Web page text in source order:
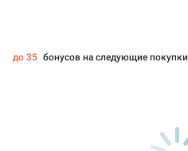
до 35 бонусов на следующие покупки